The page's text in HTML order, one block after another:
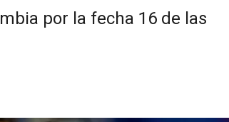
por la fecha 16 de las